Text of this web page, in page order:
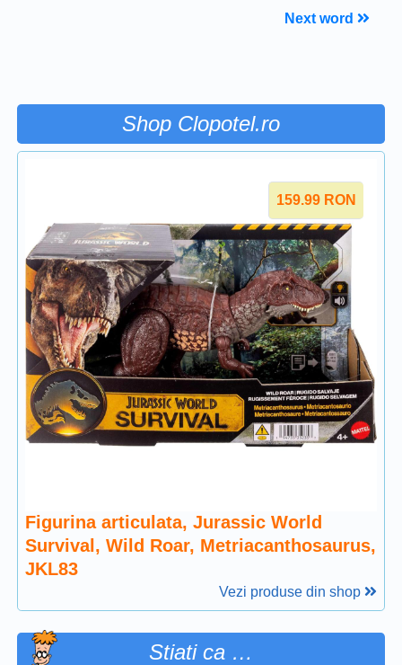
Next word
Shop Clopotel.ro
159.99 RON
Figurina articulata, Jurassic World
Survival, Wild Roar, Metriacanthosaurus,
JKL83
Vezi produse din shop
Stiati ca …